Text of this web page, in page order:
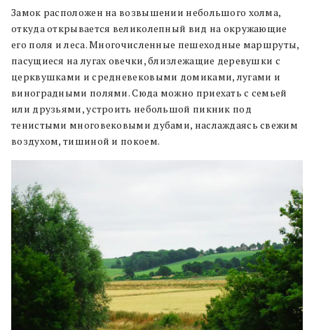
Замок расположен на возвышении небольшого холма,
откуда открывается великолепный вид на окружающие
его поля и леса. Многочисленные пешеходные маршруты,
пасущиеся на лугах овечки, близлежащие деревушки с
церквушками и средневековыми домиками, лугами и
виноградными полями. Сюда можно приехать с семьей
или друзьями, устроить небольшой пикник под
тенистыми многовековыми дубами, наслаждаясь свежим
воздухом, тишиной и покоем.